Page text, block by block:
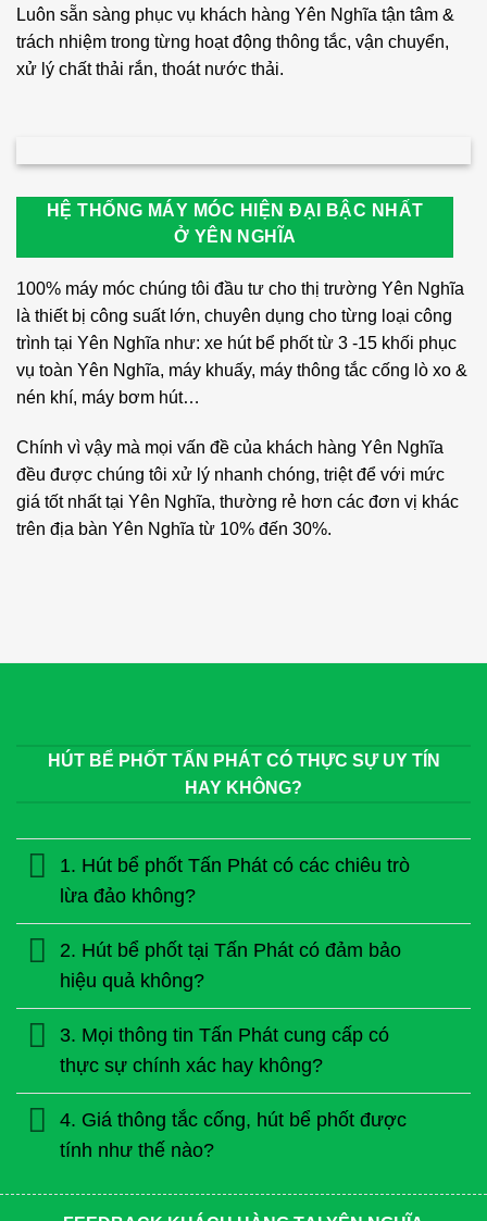
Luôn sẵn sàng phục vụ khách hàng Yên Nghĩa tận tâm &
trách nhiệm trong từng hoạt động thông tắc, vận chuyển,
xử lý chất thải rắn, thoát nước thải.
HỆ THỐNG MÁY MÓC HIỆN ĐẠI BẬC NHẤT
Ở YÊN NGHĨA
100% máy móc chúng tôi đầu tư cho thị trường Yên Nghĩa
là thiết bị công suất lớn, chuyên dụng cho từng loại công
trình tại Yên Nghĩa như: xe hút bể phốt từ 3 -15 khối phục
vụ toàn Yên Nghĩa, máy khuấy, máy thông tắc cống lò xo &
nén khí, máy bơm hút…
Chính vì vậy mà mọi vấn đề của khách hàng Yên Nghĩa
đều được chúng tôi xử lý nhanh chóng, triệt để với mức
giá tốt nhất tại Yên Nghĩa, thường rẻ hơn các đơn vị khác
trên địa bàn Yên Nghĩa từ 10% đến 30%.
HÚT BỂ PHỐT TẤN PHÁT CÓ THỰC SỰ UY TÍN
HAY KHÔNG?
1. Hút bể phốt Tấn Phát có các chiêu trò
lừa đảo không?
2. Hút bể phốt tại Tấn Phát có đảm bảo
hiệu quả không?
3. Mọi thông tin Tấn Phát cung cấp có
thực sự chính xác hay không?
4. Giá thông tắc cống, hút bể phốt được
tính như thế nào?